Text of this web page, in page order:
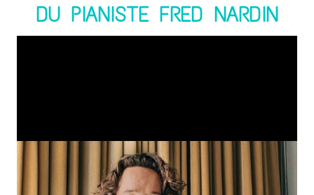
DU PIANISTE FRED NARDIN